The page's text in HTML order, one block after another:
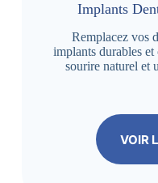
Implants
Remplacez vos
implants durables
sourire naturel et
VOIR